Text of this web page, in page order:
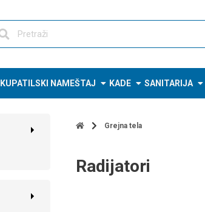
KUPATILSKI NAMEŠTAJ KADE SANITARIJA
Grejna tela
Radijatori